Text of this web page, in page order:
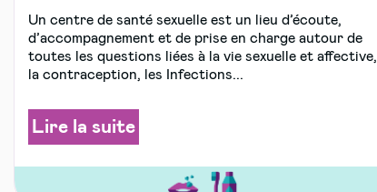
Un centre de santé sexuelle est un lieu d’écoute,
d’accompagnement et de prise en charge autour de
toutes les questions liées à la vie sexuelle et affective,
la contraception, les Infections...
Lire la suite